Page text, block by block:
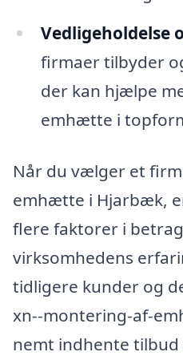
Vedligeholdelse
firmaer tilbyder
der kan hjælpe
emhætte i
Når du vælger et
emhætte i Hjarbæk,
flere faktorer i
virksomhedens
tidligere kunder og
xn--montering-af-
nemt indhente